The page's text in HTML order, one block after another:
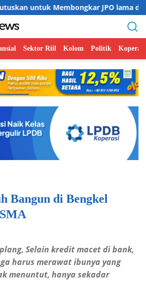
JPO lama di Jalan HR
Sektor Riil Kolom Politik Koperasi
Bangun di Bengkel
Selain kredit macet di bank,
harus merawat ibunya yang
menuntut, hanya sekadar